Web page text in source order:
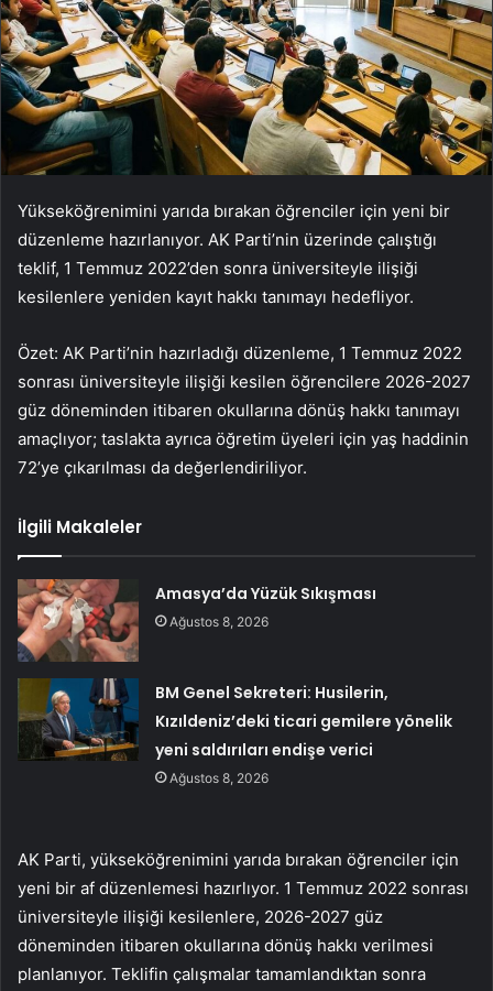
Yükseköğrenimini yarıda bırakan öğrenciler için yeni bir
düzenleme hazırlanıyor. AK Parti’nin üzerinde çalıştığı
teklif, 1 Temmuz 2022’den sonra üniversiteyle ilişiği
kesilenlere yeniden kayıt hakkı tanımayı hedefliyor.
Özet: AK Parti’nin hazırladığı düzenleme, 1 Temmuz 2022
sonrası üniversiteyle ilişiği kesilen öğrencilere 2026-2027
güz döneminden itibaren okullarına dönüş hakkı tanımayı
amaçlıyor; taslakta ayrıca öğretim üyeleri için yaş haddinin
72’ye çıkarılması da değerlendiriliyor.
İlgili Makaleler
Amasya’da Yüzük Sıkışması
Ağustos 8, 2026
BM Genel Sekreteri: Husilerin,
Kızıldeniz’deki ticari gemilere yönelik
yeni saldırıları endişe verici
Ağustos 8, 2026
AK Parti, yükseköğrenimini yarıda bırakan öğrenciler için
yeni bir af düzenlemesi hazırlıyor. 1 Temmuz 2022 sonrası
üniversiteyle ilişiği kesilenlere, 2026-2027 güz
döneminden itibaren okullarına dönüş hakkı verilmesi
planlanıyor. Teklifin çalışmalar tamamlandıktan sonra